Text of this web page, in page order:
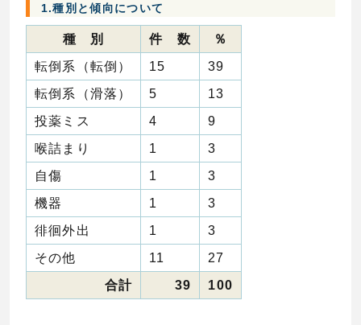
1.種別と傾向について
種 別 件 数
％
転倒系（転倒）
15
39
転倒系（滑落）
5
13
投薬ミス
4
9
喉詰まり
1
3
自傷
1
3
機器
1
3
徘徊外出
1
3
その他
11
27
合計
39 100